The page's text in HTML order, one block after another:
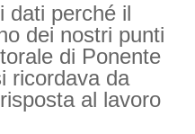
dati perché il
dei nostri punti
di Ponente
ricordava da
al lavoro